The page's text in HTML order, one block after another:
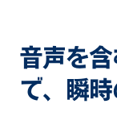
音声を
で、瞬